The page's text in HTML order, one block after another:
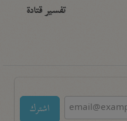
تفسير قتادة
اشترك